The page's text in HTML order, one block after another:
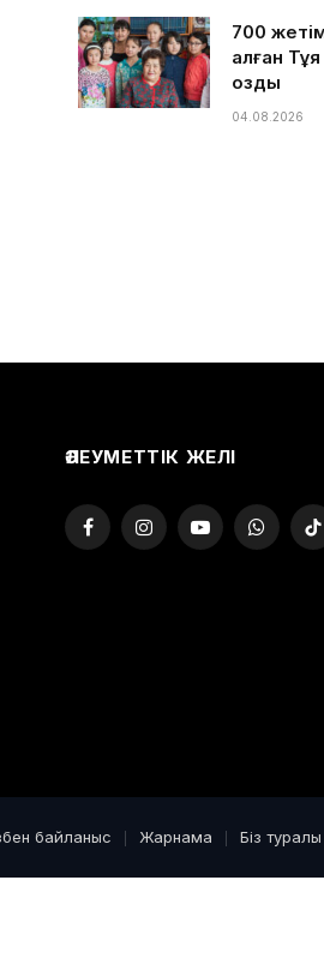
700
алған
озды
04.08.2026
ӘЛЕУМЕТТІК ЖЕЛІ
FacebookInstagramYouTube
байланыс Жарнама Біз туралы